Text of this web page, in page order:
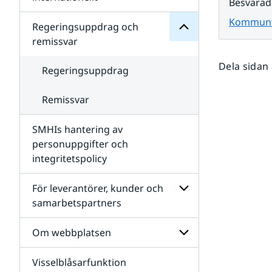
organisation
Undersidor
för
Samverkan
internationellt
Regeringsuppdrag och
remissvar
Regeringsuppdrag
Remissvar
SMHIs hantering av
personuppgifter och
integritetspolicy
För leverantörer, kunder och
samarbetspartners
Undersidor
för
Om webbplatsen
Visselblåsarfunktion
Dela sidan